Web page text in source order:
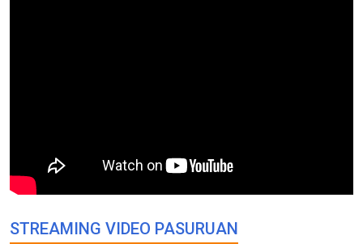
STREAMING VIDEO PASURUAN